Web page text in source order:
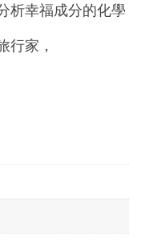
析幸福成分的化學
行家，